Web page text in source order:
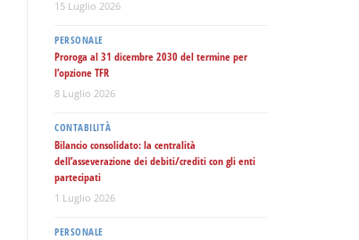
15 Luglio 2026
PERSONALE
Proroga al 31 dicembre 2030 del termine per
l’opzione TFR
8 Luglio 2026
CONTABILITÀ
Bilancio consolidato: la centralità
dell’asseverazione dei debiti/crediti con gli enti
partecipati
1 Luglio 2026
PERSONALE